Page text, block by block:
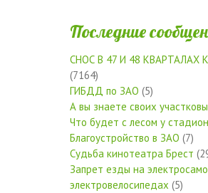
Последние
СНОС В 47 И 48 КВАРТАЛАХ
(7164)
ГИБДД по ЗАО (5)
А вы знаете своих
Что будет с лесом у
Благоустройство в ЗАО (7)
Судьба кинотеатра Брест
Запрет езды на
электровелосипедах (5)